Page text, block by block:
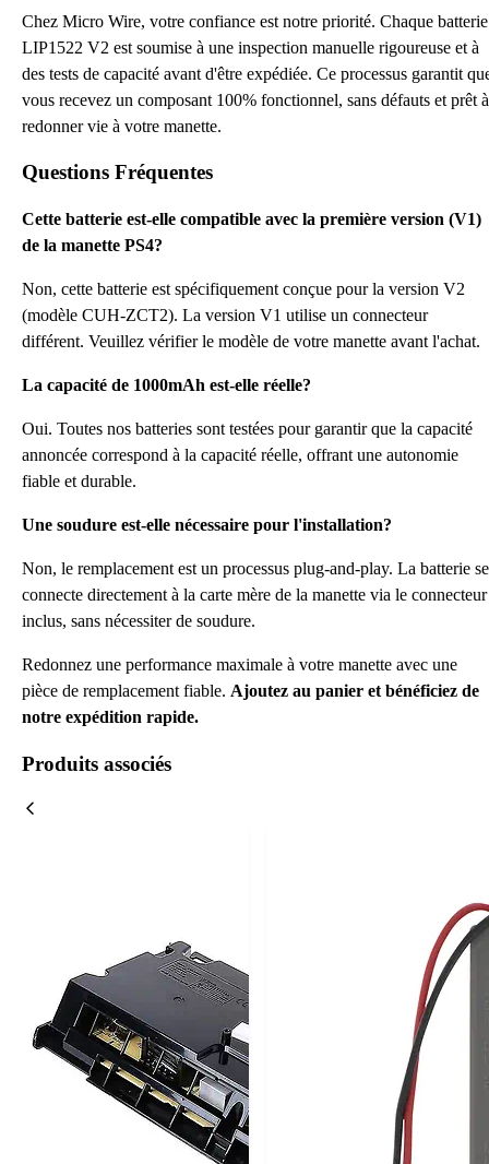
Chez Micro Wire, votre confiance est notre priorité. Chaque batterie
LIP1522 V2 est soumise à une inspection manuelle rigoureuse et à
des tests de capacité avant d'être expédiée. Ce processus garantit
vous recevez un composant 100% fonctionnel, sans défauts et prêt à
redonner vie à votre manette.
Questions Fréquentes
Cette batterie est-elle compatible avec la première version (V1)
de la manette PS4?
Non, cette batterie est spécifiquement conçue pour la version V2
(modèle CUH-ZCT2). La version V1 utilise un connecteur
différent. Veuillez vérifier le modèle de votre manette avant l'achat.
La capacité de 1000mAh est-elle réelle?
Oui. Toutes nos batteries sont testées pour garantir que la capacité
annoncée correspond à la capacité réelle, offrant une autonomie
fiable et durable.
Une soudure est-elle nécessaire pour l'installation?
Non, le remplacement est un processus plug-and-play. La batterie se
connecte directement à la carte mère de la manette via le connecteur
inclus, sans nécessiter de soudure.
Redonnez une performance maximale à votre manette avec une
pièce de remplacement fiable. Ajoutez au panier et bénéficiez de
notre expédition rapide.
Produits associés